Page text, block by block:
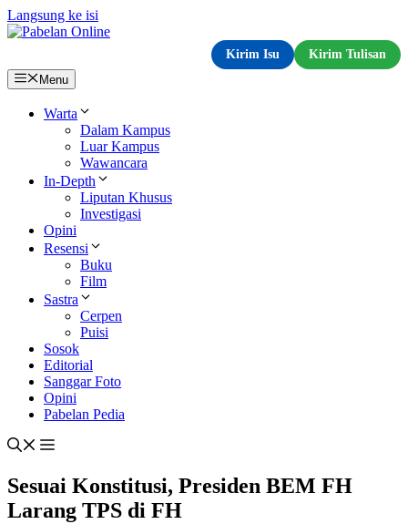
Langsung ke isi
Kirim Isu
Kirim Tulisan
Menu
Warta
Dalam Kampus
Luar Kampus
Wawancara
In-Depth
Liputan Khusus
Investigasi
Opini
Resensi
Buku
Film
Sastra
Cerpen
Puisi
Sosok
Editorial
Sanggar Foto
Opini
Pabelan Pedia
Sesuai Konstitusi, Presiden BEM FH
Larang TPS di FH